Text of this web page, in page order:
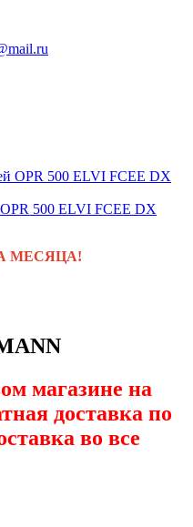
500 ELVI FCEE DX
МЕСЯЦА!
магазине на
доставка по
во все